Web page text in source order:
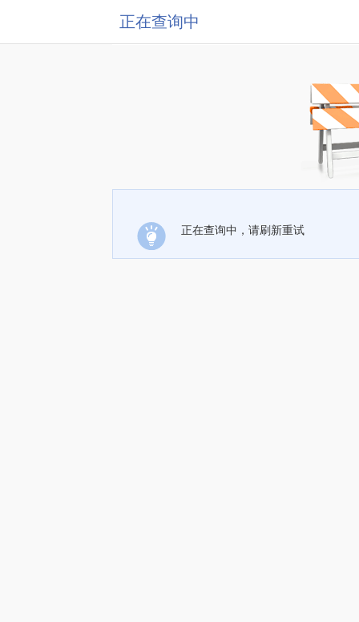
正在查询中
正在查询中，请刷新重试